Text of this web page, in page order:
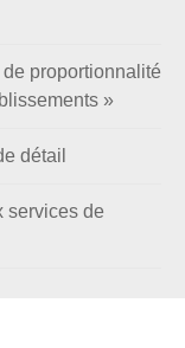
proportionnalité
»
détail
services de